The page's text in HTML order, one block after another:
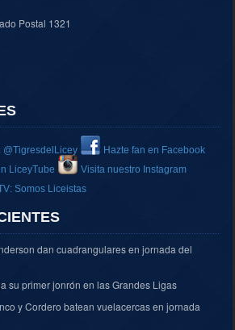
Postal 1321
@TigresdelLicey
Hazte fan en Facebook
LiceyTube
Visita nuestro Instagram
Somos Liceistas
dan cuadrangulares en jornada del
su primer jonrón en las Grandes Ligas
y Cordero batean vuelacercas en jornada